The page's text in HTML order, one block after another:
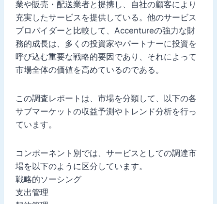
業や販売・配送業者と提携し、自社の顧客により
充実したサービスを提供している。他のサービス
プロバイダーと比較して、Accentureの強力な財
務的成長は、多くの投資家やパートナーに投資を
呼び込む重要な戦略的要因であり、それによって
市場全体の価値を高めているのである。
この調査レポートは、市場を分類して、以下の各
サブマーケットの収益予測やトレンド分析を行っ
ています。
コンポーネント別では、サービスとしての調達市
場を以下のように区分しています。
戦略的ソーシング
支出管理